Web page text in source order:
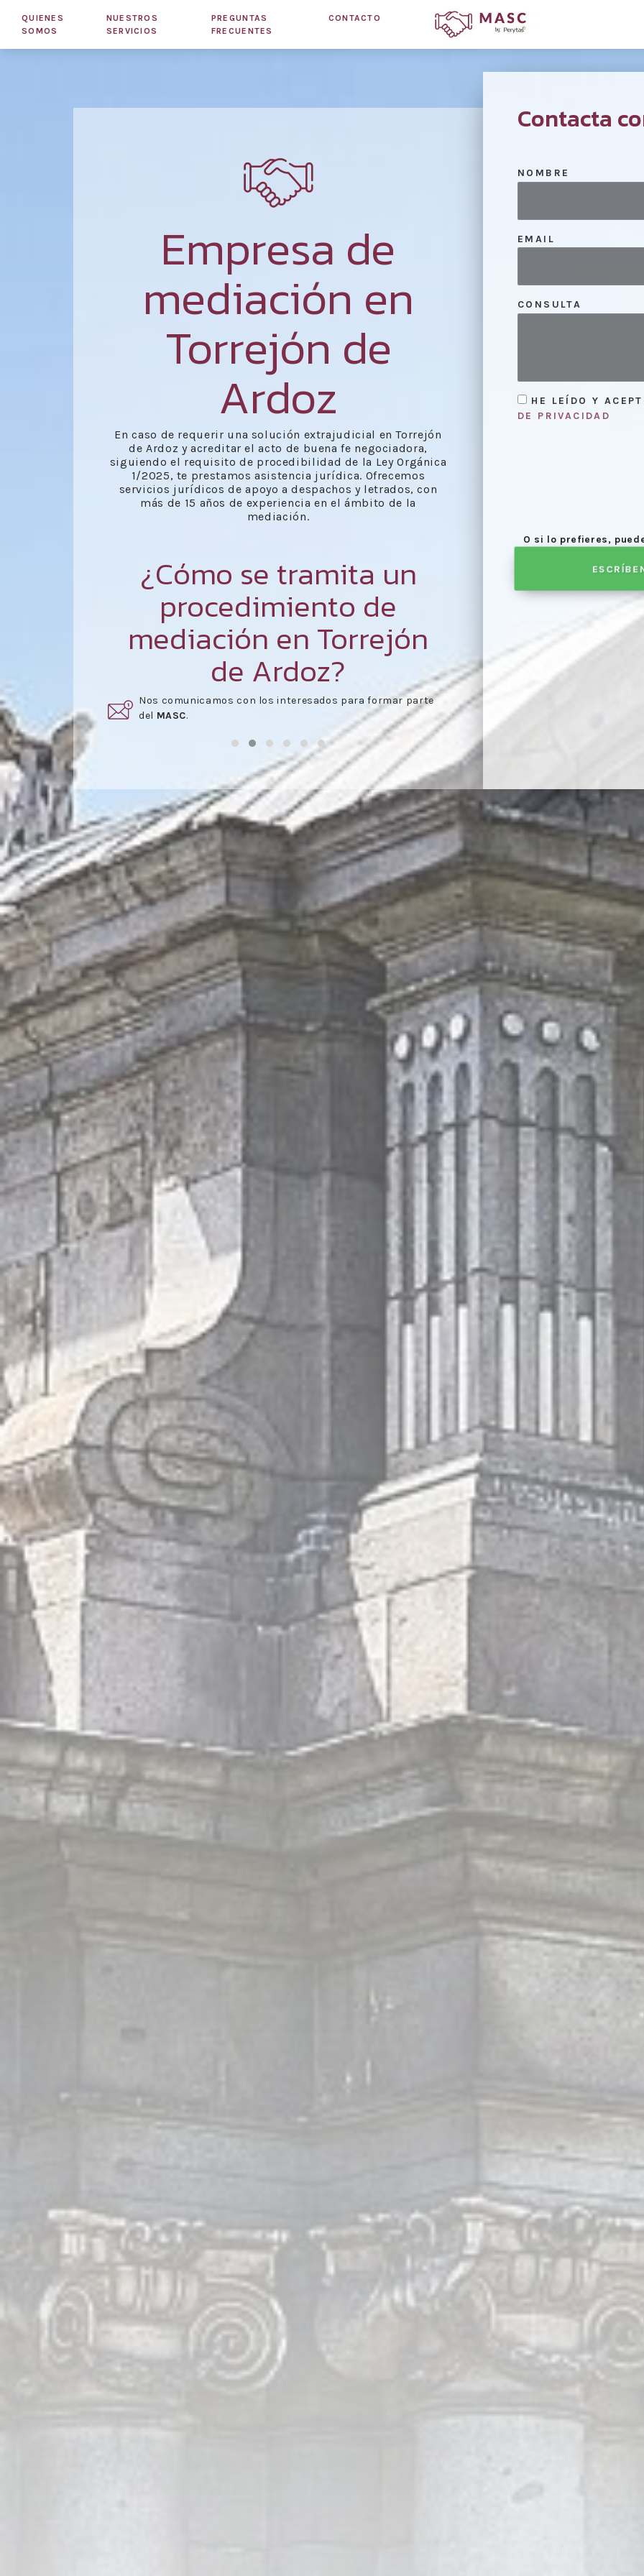
QUIENES
SOMOS
NUESTROS
SERVICIOS
PREGUNTAS
FRECUENTES
CONTACTO
Empresa de
mediación en
Torrejón de
Ardoz
En caso de requerir una solución extrajudicial en Torrejón
de Ardoz y acreditar el acto de buena fe negociadora,
siguiendo el requisito de procedibilidad de la Ley Orgánica
1/2025, te prestamos asistencia jurídica. Ofrecemos
servicios jurídicos de apoyo a despachos y letrados, con
más de 15 años de experiencia en el ámbito de la
mediación.
¿Cómo se tramita un
procedimiento de
mediación en Torrejón
de Ardoz?
parte Una vez aceptado el presupuesto,se agenda día de
reunión.
Celebración de las
Contacta
NOMBRE
EMAIL
CONSULTA
HE LEÍDO Y
DE PRIVACIDAD
O si lo prefieres,